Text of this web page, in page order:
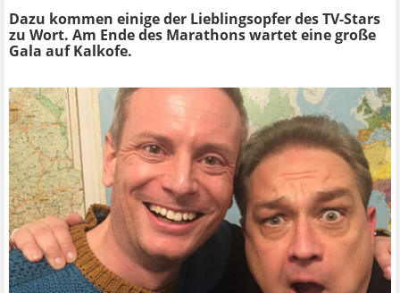
Dazu kommen einige der Lieblingsopfer des TV-Stars
zu Wort. Am Ende des Marathons wartet eine große
Gala auf Kalkofe.